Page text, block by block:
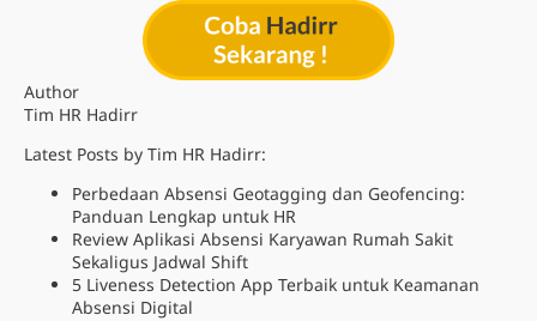
Author
Tim HR Hadirr
Latest Posts by Tim HR Hadirr:
Perbedaan Absensi Geotagging dan Geofencing:
Panduan Lengkap untuk HR
Review Aplikasi Absensi Karyawan Rumah Sakit
Sekaligus Jadwal Shift
5 Liveness Detection App Terbaik untuk Keamanan
Absensi Digital